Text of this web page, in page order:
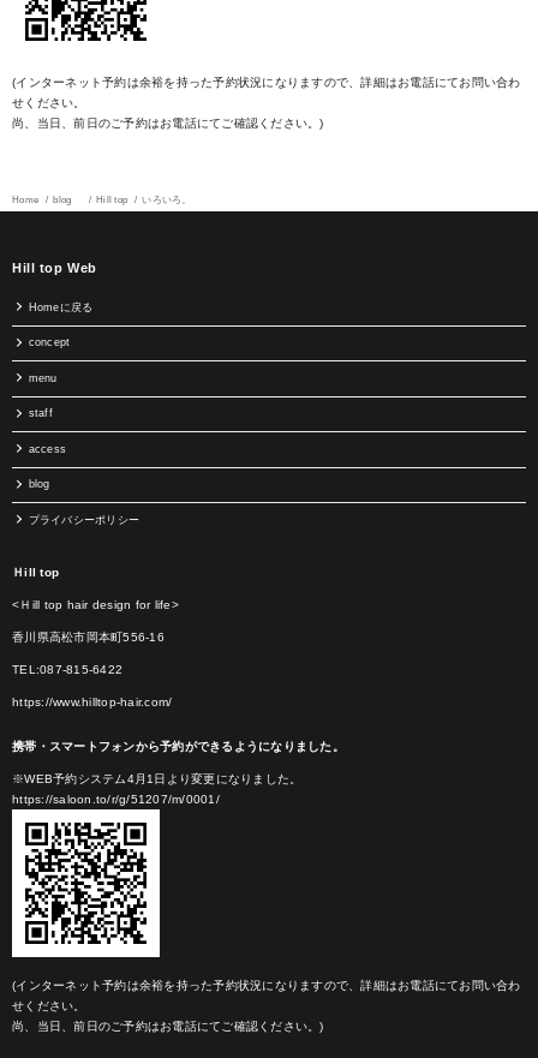
(インターネット予約は余裕を持った予約状況になりますので、詳細はお電話にてお問い合わ
せください。
尚、当日、前日のご予約はお電話にてご確認ください。)
Home blog Hill top いろいろ。
Hill top Web
Homeに戻る
concept
menu
staff
access
blog
プライバシーポリシー
Ｈill top
<Ｈill top hair design for life>
香川県高松市岡本町556-16
TEL:087-815-6422
https://www.hilltop-hair.com/
携帯・スマートフォンから予約ができるようになりました。
※WEB予約システム4月1日より変更になりました。
https://saloon.to/r/g/51207/m/0001/
(インターネット予約は余裕を持った予約状況になりますので、詳細はお電話にてお問い合わ
せください。
尚、当日、前日のご予約はお電話にてご確認ください。)